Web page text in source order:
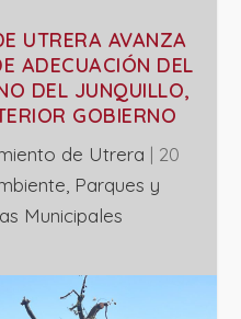
UTRERA AVANZA
ADECUACIÓN DEL
DEL JUNQUILLO,
GOBIERNO
de Utrera | 20
Parques y
Municipales